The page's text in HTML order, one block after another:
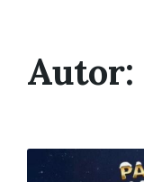
Autor:
Read
More